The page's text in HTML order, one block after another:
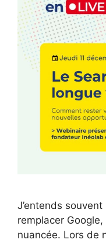
J’entends
remplacer
nuancée. Lors de